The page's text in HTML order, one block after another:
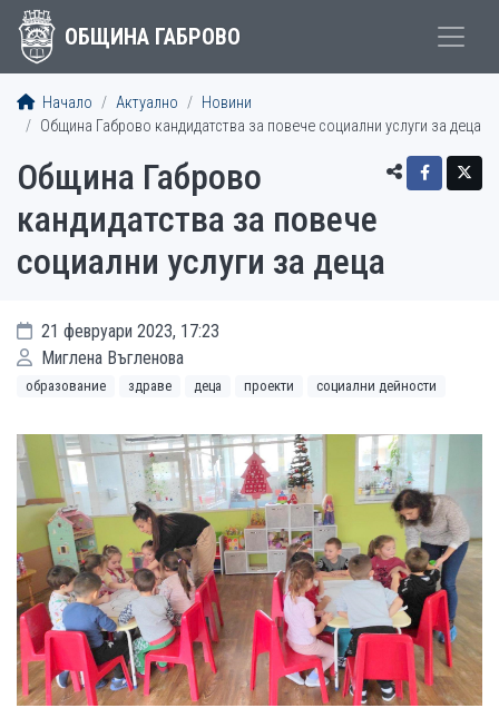
ОБЩИНА ГАБРОВО
Начало Актуално
Новини
Община Габрово кандидатства за повече социални услуги за деца
Община Габрово
кандидатства за повече
социални услуги за деца
21 февруари 2023, 17:23
Миглена Въгленова
образование здраве деца проекти социални дейности